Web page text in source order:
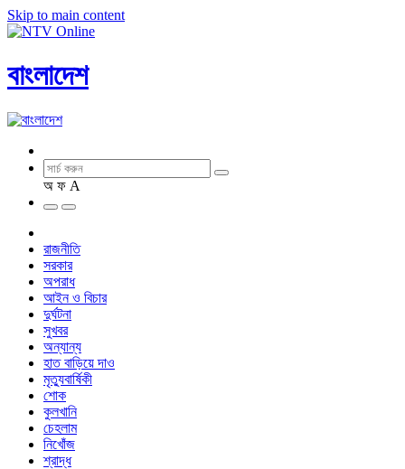
Skip to main content
বাংলাদেশ
অ ফ A
রাজনীতি
সরকার
অপরাধ
আইন ও বিচার
দুর্ঘটনা
সুখবর
অন্যান্য
হাত বাড়িয়ে দাও
মৃত্যুবার্ষিকী
শোক
কুলখানি
চেহলাম
নিখোঁজ
শ্রাদ্ধ